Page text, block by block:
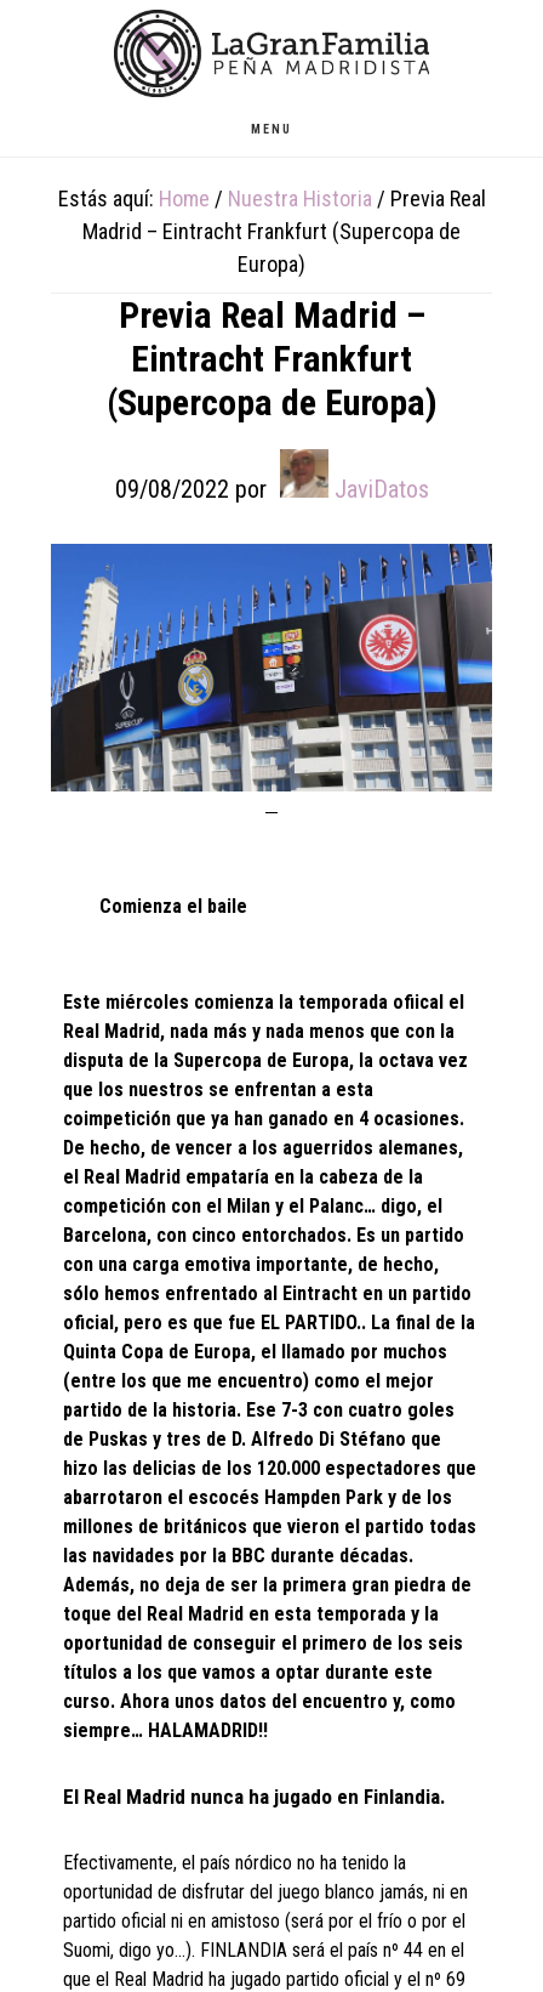
MENU
Estás aquí: Home / Nuestra Historia / Previa Real
Madrid – Eintracht Frankfurt (Supercopa de
Europa)
Previa Real Madrid –
Eintracht Frankfurt
(Supercopa de Europa)
09/08/2022 por JaviDatos
Comienza el baile
Este miércoles comienza la temporada ofiical el
Real Madrid, nada más y nada menos que con la
disputa de la Supercopa de Europa, la octava vez
que los nuestros se enfrentan a esta
coimpetición que ya han ganado en 4 ocasiones.
De hecho, de vencer a los aguerridos alemanes,
el Real Madrid empataría en la cabeza de la
competición con el Milan y el Palanc… digo, el
Barcelona, con cinco entorchados. Es un partido
con una carga emotiva importante, de hecho,
sólo hemos enfrentado al Eintracht en un partido
oficial, pero es que fue EL PARTIDO.. La final de la
Quinta Copa de Europa, el llamado por muchos
(entre los que me encuentro) como el mejor
partido de la historia. Ese 7-3 con cuatro goles
de Puskas y tres de D. Alfredo Di Stéfano que
hizo las delicias de los 120.000 espectadores que
abarrotaron el escocés Hampden Park y de los
millones de británicos que vieron el partido todas
las navidades por la BBC durante décadas.
Además, no deja de ser la primera gran piedra de
toque del Real Madrid en esta temporada y la
oportunidad de conseguir el primero de los seis
títulos a los que vamos a optar durante este
curso. Ahora unos datos del encuentro y, como
siempre… HALAMADRID!!
El Real Madrid nunca ha jugado en Finlandia.
Efectivamente, el país nórdico no ha tenido la
oportunidad de disfrutar del juego blanco jamás, ni en
partido oficial ni en amistoso (será por el frío o por el
Suomi, digo yo…). FINLANDIA será el país nº 44 en el
que el Real Madrid ha jugado partido oficial y el nº 69